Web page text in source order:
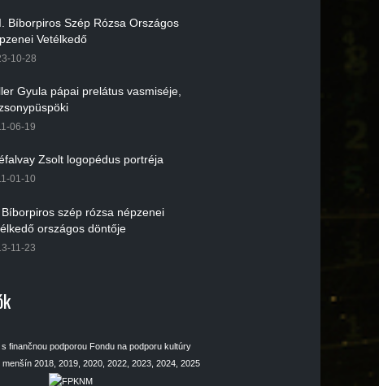
Bíborpiros Szép Rózsa Országos
Vetélkedő
10-28
Gyula pápai prelátus vasmiséje,
06-19
Zsolt logopédus portréja
01-10
Bíborpiros szép rózsa népzenei
országos döntője
11-23
finančnou podporou Fondu na podporu kultúry
2018, 2019, 2020, 2022, 2023, 2024, 2025